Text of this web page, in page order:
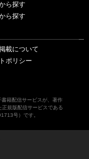
ら探す
ら探す
載について
ポリシー
籍配信サービスが、著作
規版配信サービスである
号）です。